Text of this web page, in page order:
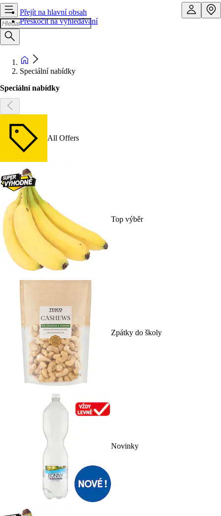
Přejít na hlavní obsah
Přeskočit na vyhledávání
Speciální nabídky
Speciální nabídky
All Offers
Top výběr
Zpátky do školy
Novinky